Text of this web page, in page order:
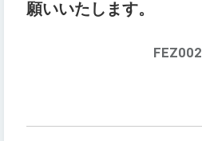
願いいたします。
FEZ002